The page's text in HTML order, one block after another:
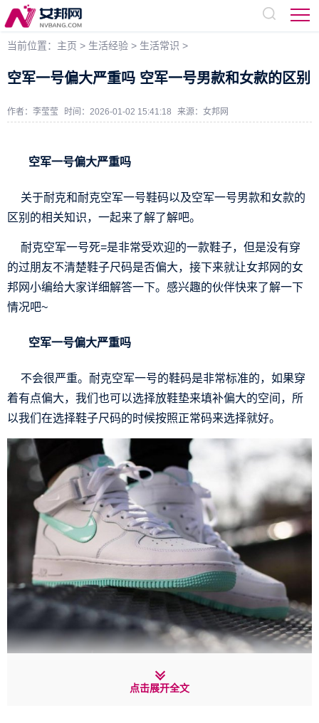
当前位置： 主页 > 生活经验 > 生活常识 >
空军一号偏大严重吗 空军一号男款和女款的区别
作者：李莹莹 时间：2026-01-02 15:41:18 来源： 女邦网
空军一号偏大严重吗
关于耐克和耐克空军一号鞋码以及空军一号男款和女款的
区别的相关知识，一起来了解了解吧。
耐克空军一号死=是非常受欢迎的一款鞋子，但是没有穿
的过朋友不清楚鞋子尺码是否偏大，接下来就让女邦网的女
邦网小编给大家详细解答一下。感兴趣的伙伴快来了解一下
情况吧~
空军一号偏大严重吗
不会很严重。耐克空军一号的鞋码是非常标准的，如果穿
着有点偏大，我们也可以选择放鞋垫来填补偏大的空间，所
以我们在选择鞋子尺码的时候按照正常码来选择就好。
空军一号男款和女款的区别
点击展开全文